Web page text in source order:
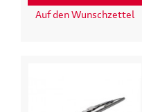
Auf den Wunschzettel